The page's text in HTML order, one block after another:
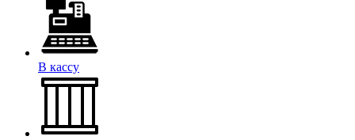
В кассу